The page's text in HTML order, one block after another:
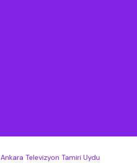
Ankara Televizyon Tamiri Uydu